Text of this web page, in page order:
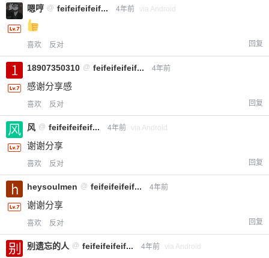
嗯哼 @ feifeifeifeif... 4年前 via Android
喜欢 反对 回复
18907350310 @ feifeifeifeif... 4年前
感谢分享感
喜欢 反对 回复
风 @ feifeifeifeif... 4年前 via Android
谢谢分享
喜欢 反对 回复
heysoulmen @ feifeifeifeif... 4年前
谢谢分享
喜欢 反对 回复
别遗忘的人 @ feifeifeifeif... 4年前 via Android